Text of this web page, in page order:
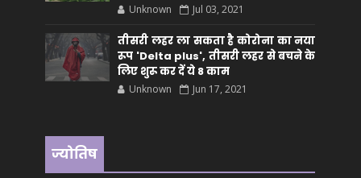
Unknown Jul 03, 2021
तीसरी लहर ला सकता है कोरोना का नया
रूप 'Delta plus', तीसरी लहर से बचने के
लिए शुरू कर दें ये 8 काम
Unknown Jun 17, 2021
ज्योतिष